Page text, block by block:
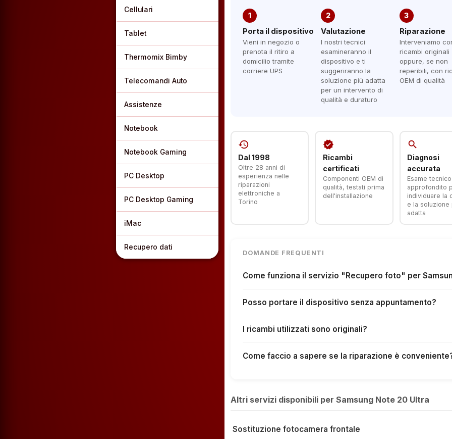
Cellulari
Tablet
Thermomix Bimby
Telecomandi Auto
Assistenze
Notebook
Notebook Gaming
PC Desktop
PC Desktop Gaming
iMac
Recupero dati
1
Porta il dispositivo
Vieni in negozio o
prenota il ritiro a
domicilio tramite
corriere UPS
2
Valutazione
I nostri tecnici
esamineranno il
dispositivo e ti
suggeriranno la
soluzione più adatta
per un intervento di
qualità e duraturo
3
Riparazione
Interveniamo
ricambi originali
oppure, se non
reperibili, con
OEM di qualità
history
Dal 1998
Oltre 28 anni di
esperienza nelle
riparazioni
elettroniche a
Torino
verified
Ricambi
certificati
Componenti OEM di
qualità, testati prima
dell'installazione
search
Diagnosi
accurata
Esame tecnico
approfondito
individuare la
e la soluzione
adatta
DOMANDE FREQUENTI
Come funziona il servizio "Recupero foto" per
Posso portare il dispositivo senza appuntamento?
I ricambi utilizzati sono originali?
Come faccio a sapere se la riparazione è
Altri servizi disponibili per Samsung Note 20 Ultra
Sostituzione fotocamera frontale